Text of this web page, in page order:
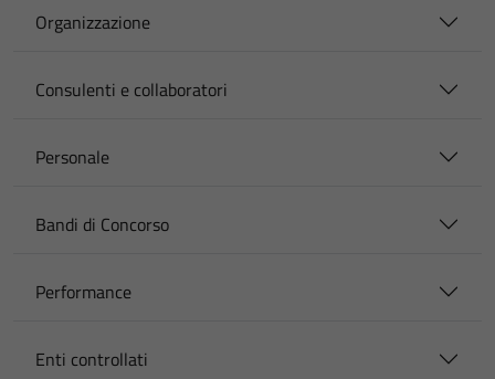
Organizzazione
Consulenti e collaboratori
Personale
Bandi di Concorso
Performance
Enti controllati